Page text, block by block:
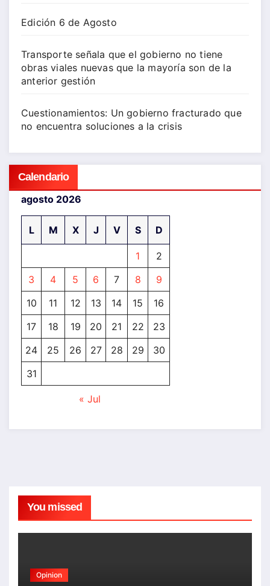
Edición 6 de Agosto
Transporte señala que el gobierno no tiene
obras viales nuevas que la mayoría son de la
anterior gestión
Cuestionamientos: Un gobierno fracturado que
no encuentra soluciones a la crisis
Calendario
agosto 2026
L M X J V S D
1
2
3
4 5 6 7 8
9
10
11 12 13 14 15
16
17
18 19 20 21 22
23
24
25 26 27 28 29
30
31
« Jul
You missed
Opinion